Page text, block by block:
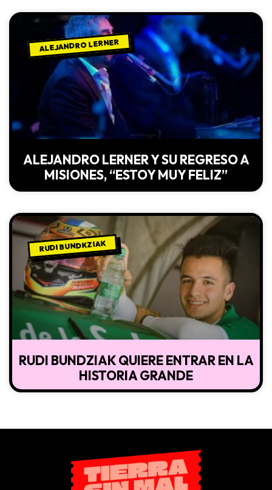
ALEJANDRO LERNER
ALEJANDRO LERNER Y SU REGRESO A
MISIONES, “ESTOY MUY FELIZ”
RUDI BUNDKZIAK
RUDI BUNDZIAK QUIERE ENTRAR EN LA
HISTORIA GRANDE